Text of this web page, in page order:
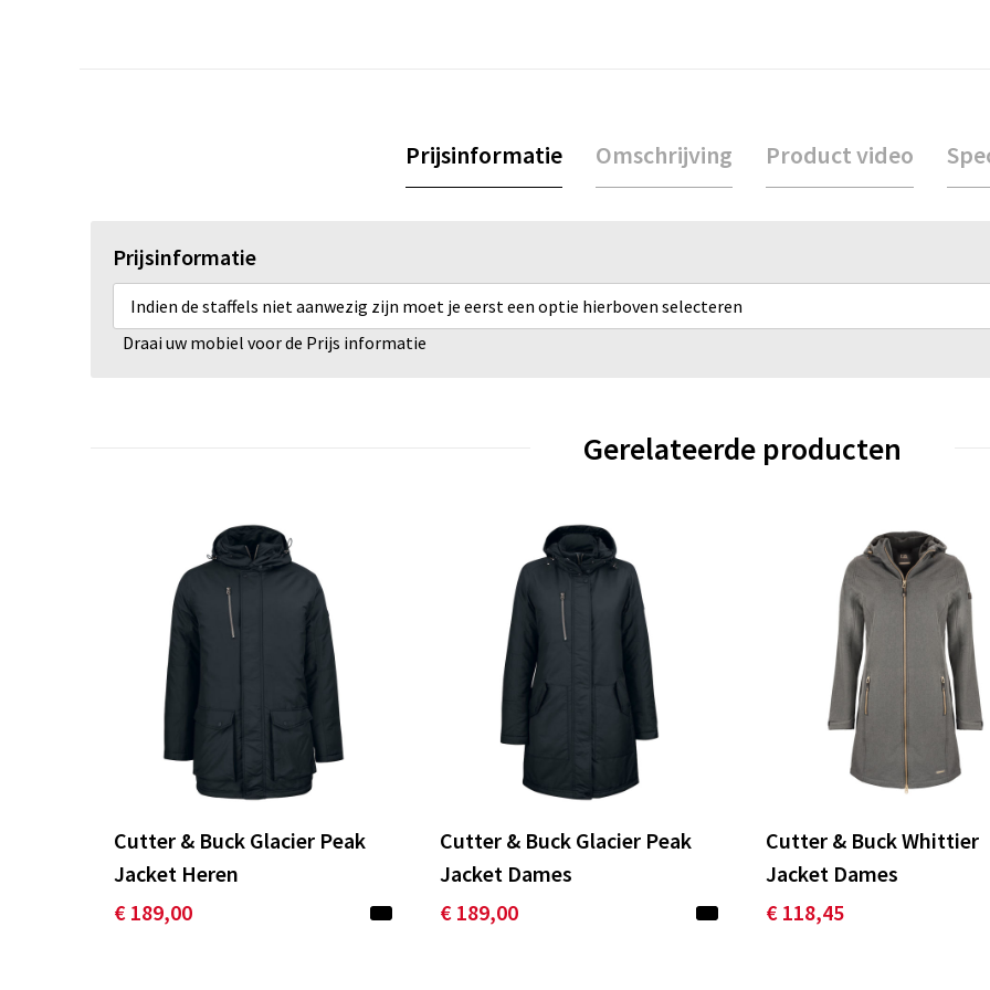
Prijsinformatie Omschrijving Product video
Prijsinformatie
Indien de staffels niet aanwezig zijn moet je eerst een optie hierboven selecteren
Draai uw mobiel voor de Prijs informatie
Gerelateerde producten
Cutter & Buck Glacier Peak
Jacket Heren
€ 189,00
Cutter & Buck Glacier Peak
Jacket Dames
€ 189,00
Cutter & Buck Whittier
Jacket Dames
€ 118,45